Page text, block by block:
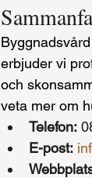
erbjuder vi
och
veta mer om
Telefon:
E-post: